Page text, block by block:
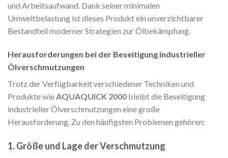
und Arbeitsaufwand. Dank seiner minimalen
Umweltbelastung ist dieses Produkt ein unverzichtbarer
Bestandteil moderner Strategien zur Ölbekämpfung.
Herausforderungen bei der Beseitigung industrieller
Ölverschmutzungen
Trotz der Verfügbarkeit verschiedener Techniken und
Produkte wieAQUAQUICK 2000 bleibt die Beseitigung
industrieller Ölverschmutzungen eine große
Herausforderung. Zu den häufigsten Problemen gehören:
1. Größe und Lage der Verschmutzung